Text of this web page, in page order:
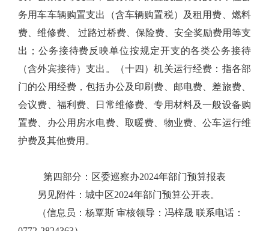
务用车车辆购置支出（含车辆购置税）及租用费、燃料
费、维修费、 过路过桥费、保险费、安全奖励费用等支
出；公务接待费反映单位按规定开支的各类公务接待
（含外宾接待）支出。（十四）机关运行经费：指各部
门的公用经费，包括办公及印刷费、邮电费、差旅费、
会议费、福利费、日常维修费、专用材料及一般设备购
置费、办公用房水电费、取暖费、物业费、公车运行维
护费及其他费用。
第四部分：区委巡察办2024年部门预算报表
另见附件：城中区2024年部门预算公开表。
（信息员：杨覃斯 审核领导：冯梓晟 联系电话：